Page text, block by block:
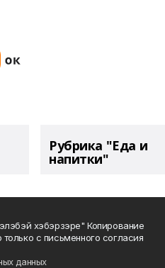
Рубрика "Еда и
напитки"
хэбэрзэре" Копирование
с письменного согласия
данных